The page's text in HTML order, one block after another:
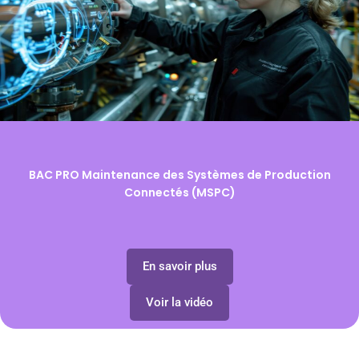
BAC PRO Maintenance des Systèmes de Production
Connectés (MSPC)
En savoir plus
Voir la vidéo